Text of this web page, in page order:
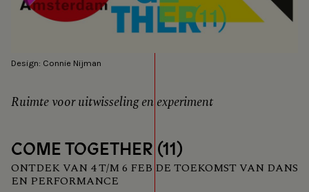
Ruimte voor uitwisseling en experiment
Design: Connie Nijman
COME TOGETHER (11)
ONTDEK VAN 4 T/M 6 FEB DE TOEKOMST VAN DANS
EN PERFORMANCE